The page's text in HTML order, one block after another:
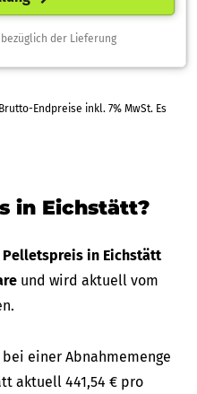
der Lieferung
inkl. 7% MwSt. Es
in Eichstätt?
Pelletspreis in Eichstätt
und wird aktuell vom
einer Abnahmemenge
aktuell 441,54 € pro